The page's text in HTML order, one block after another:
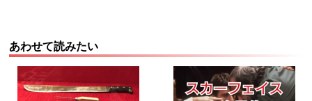
あわせて読みたい